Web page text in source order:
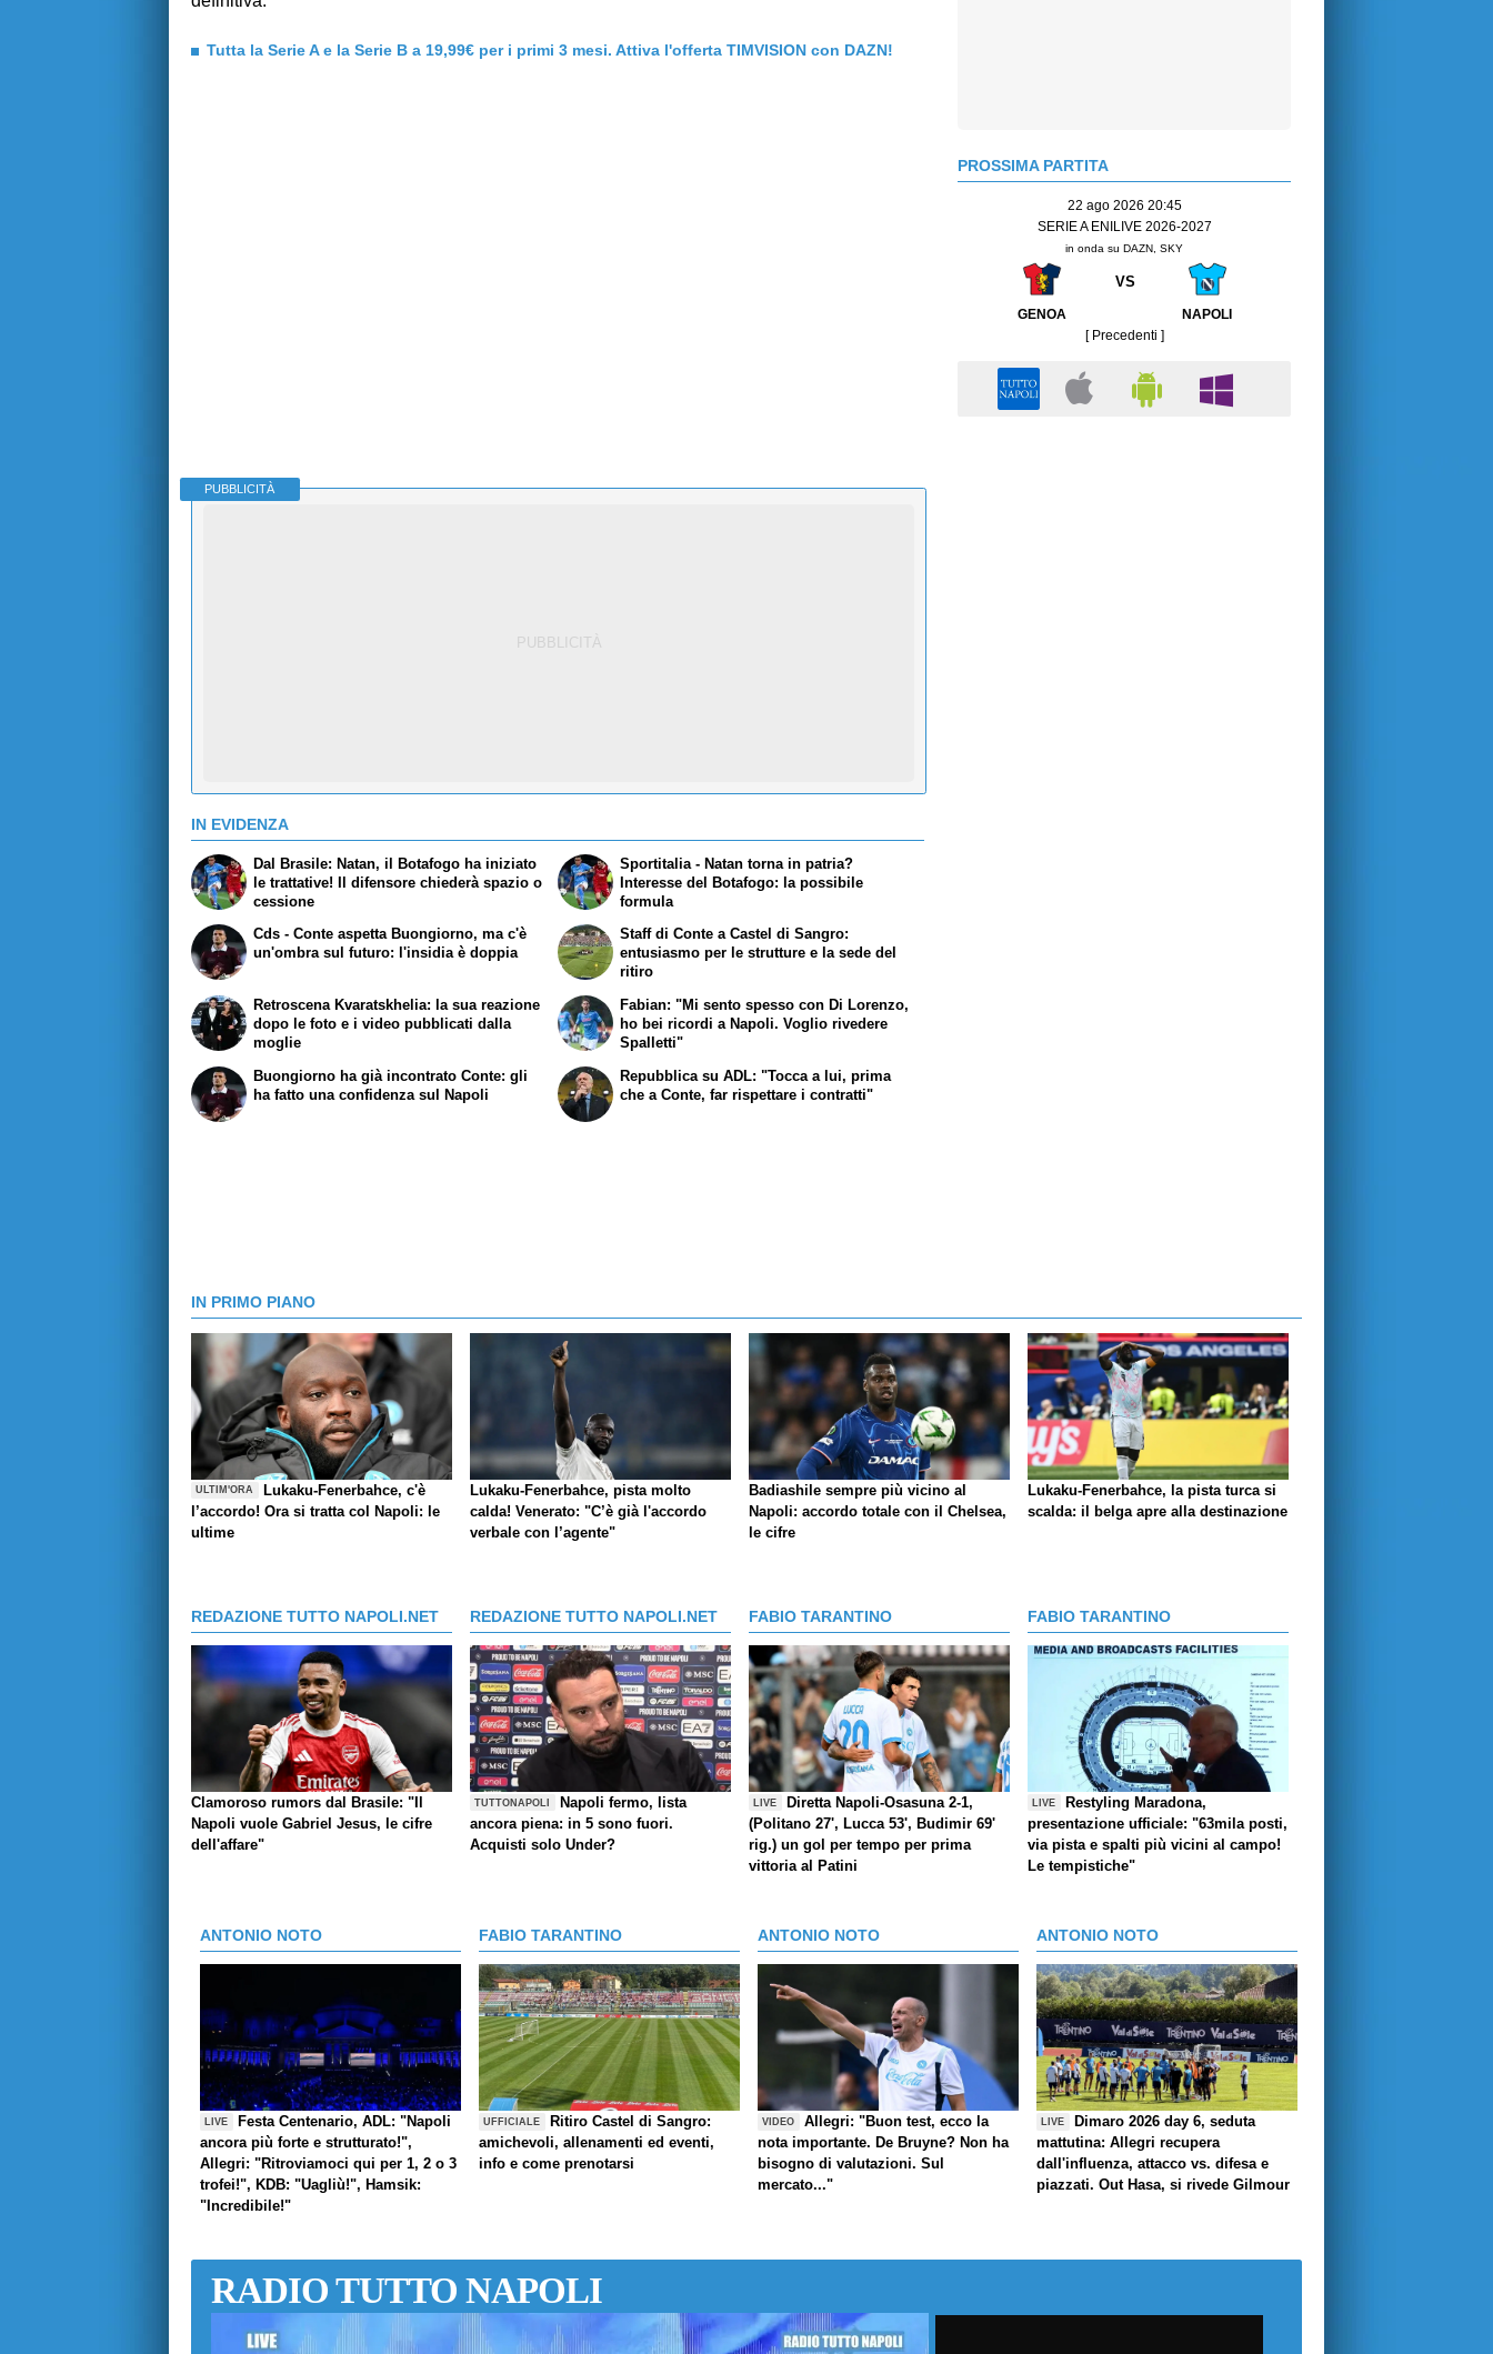
Tutta la Serie A e la Serie B a 19,99€ per i primi 3 mesi. Attiva l'offerta TIMVISION con DAZN!
PUBBLICITÀ
IN EVIDENZA
Dal Brasile: Natan, il Botafogo ha iniziato
le trattative! Il difensore chiederà spazio o
cessione
Cds - Conte aspetta Buongiorno, ma c'è
un'ombra sul futuro: l'insidia è doppia
Sportitalia - Natan torna in patria?
Interesse del Botafogo: la possibile
formula
Staff di Conte a Castel di Sangro:
entusiasmo per le strutture e la sede del
ritiro
Retroscena Kvaratskhelia: la sua reazione
dopo le foto e i video pubblicati dalla
moglie
Buongiorno ha già incontrato Conte: gli
ha fatto una confidenza sul Napoli
Fabian: "Mi sento spesso con Di Lorenzo,
ho bei ricordi a Napoli. Voglio rivedere
Spalletti"
Repubblica su ADL: "Tocca a lui, prima
che a Conte, far rispettare i contratti"
PROSSIMA PARTITA
22 ago 2026 20:45
SERIE A ENILIVE 2026-2027
in onda su DAZN, SKY
VS
GENOA
NAPOLI
[ Precedenti ]
IN PRIMO PIANO
ULTIM'ORA
Lukaku-Fenerbahce, c'è
l’accordo! Ora si tratta col Napoli: le
ultime
Lukaku-Fenerbahce, pista molto
calda! Venerato: "C’è già l'accordo
verbale con l’agente"
Badiashile sempre più vicino al
Napoli: accordo totale con il Chelsea,
le cifre
Lukaku-Fenerbahce, la pista turca si
scalda: il belga apre alla destinazione
REDAZIONE TUTTO NAPOLI.NET
Clamoroso rumors dal Brasile: "Il
Napoli vuole Gabriel Jesus, le cifre
dell'affare"
REDAZIONE TUTTO NAPOLI.NET
TUTTONAPOLI
Napoli fermo, lista
ancora piena: in 5 sono fuori.
Acquisti solo Under?
FABIO TARANTINO
LIVE
Diretta Napoli-Osasuna 2-1,
(Politano 27', Lucca 53', Budimir 69'
rig.) un gol per tempo per prima
vittoria al Patini
FABIO TARANTINO
LIVE
Restyling Maradona,
presentazione ufficiale: "63mila posti,
via pista e spalti più vicini al campo!
Le tempistiche"
ANTONIO NOTO
LIVE
Festa Centenario, ADL: "Napoli
ancora più forte e strutturato!",
Allegri: "Ritroviamoci qui per 1, 2 o 3
trofei!", KDB: "Uagliù!", Hamsik:
"Incredibile!"
FABIO TARANTINO
UFFICIALE
Ritiro Castel di Sangro:
amichevoli, allenamenti ed eventi,
info e come prenotarsi
ANTONIO NOTO
VIDEO
Allegri: "Buon test, ecco la
nota importante. De Bruyne? Non ha
bisogno di valutazioni. Sul
mercato..."
ANTONIO NOTO
LIVE
Dimaro 2026 day 6, seduta
mattutina: Allegri recupera
dall'influenza, attacco vs. difesa e
piazzati. Out Hasa, si rivede Gilmour
RADIO TUTTO NAPOLI